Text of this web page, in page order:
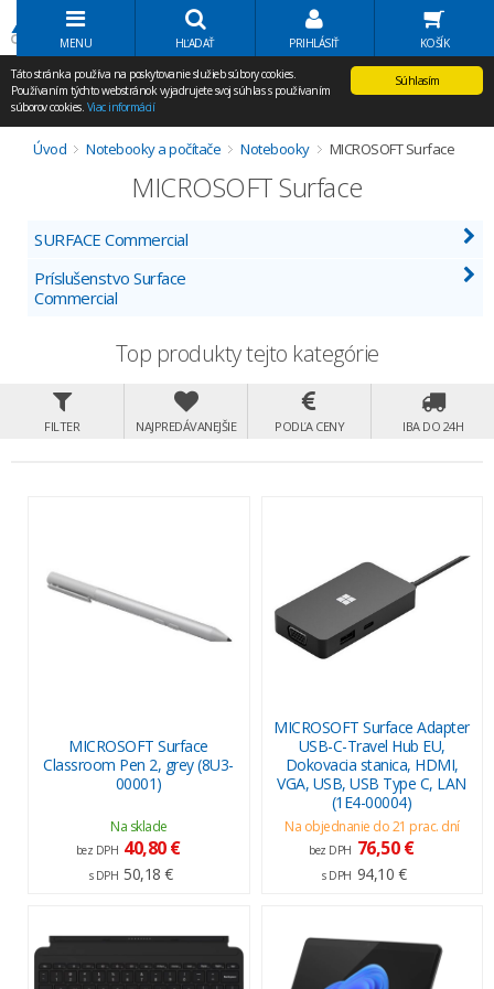
Volať Agem
MENU HĽADAŤ PRIHLÁSIŤ KOŠÍK
Súhlasím
Táto stránka používa na poskytovanie služieb súbory cookies.
Používaním týchto webstránok vyjadrujete svoj súhlas s používaním
súborov cookies. Viac informácií
Úvod Notebooky a počítače Notebooky MICROSOFT Surface
MICROSOFT Surface
SURFACE Commercial
Príslušenstvo Surface
Commercial
Top produkty tejto kategórie
FILTER NAJPREDÁVANEJŠIE PODĽA CENY IBA DO 24H
MICROSOFT Surface
Classroom Pen 2, grey (8U3-
00001)
Na sklade
bez DPH 40,80 €
s DPH 50,18 €
MICROSOFT Surface Adapter
USB-C-Travel Hub EU,
Dokovacia stanica, HDMI,
VGA, USB, USB Type C, LAN
(1E4-00004)
Na objednanie do 21 prac. dní
bez DPH 76,50 €
s DPH 94,10 €